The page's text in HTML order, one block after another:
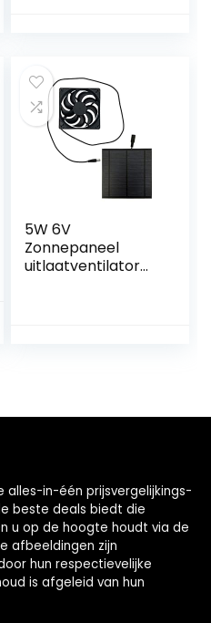
5W 6V
Zonnepaneel
uitlaatventilator
Makkelijk schoon
in-één prijsvergelijkings-
beste deals biedt die
u op de hoogte houdt via de
afbeeldingen zijn
hun respectievelijke
is afgeleid van hun